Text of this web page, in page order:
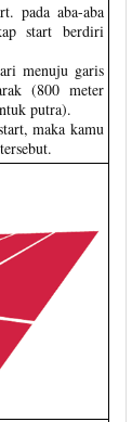
pada aba-aba
start berdiri
menuju garis
(800 meter
putra).
maka kamu